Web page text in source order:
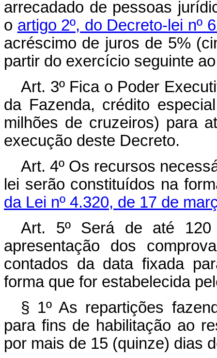
arrecadado de pessoas
o artigo 2º, do Decreto-lei nº
acréscimo de juros de 5%
partir do exercício seguinte
Art. 3º Fica o Poder
da Fazenda, crédito
milhões de cruzeiros) para
execução deste Decreto.
Art. 4º Os recursos
lei serão constituídos na
da Lei nº 4.320, de 17 de
Art. 5º Será de até
apresentação dos
contados da data fixada
forma que for estabelecida
§ 1º As repartições
para fins de habilitação ao
por mais de 15 (quinze) dias